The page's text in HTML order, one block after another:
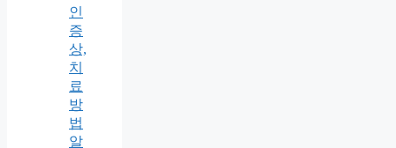
인
증
상,
치
료
방
법
알